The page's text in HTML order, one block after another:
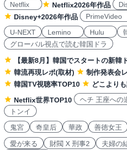
Netflix
Netflix2026年作品
Disney+2026年作品
PrimeVideo
U-NEXT
Lemino Hulu
グローバル視点で読む韓国ドラ
【最新8月】韓国でスタートの新韓
韓流再現レポ(取材)
制作発表会
韓国TV視聴率TOP10
どこより
Netflix世界TOP10
ヘチ 王座への
トンイ
鬼宮
奇皇后 華政 善徳女王
愛が来る 財閥 X 刑事2 夫婦の